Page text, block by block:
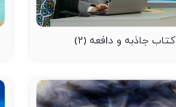
کتاب جاذبه و دافعه (2)